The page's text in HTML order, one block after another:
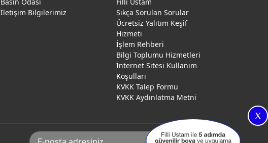
X
İletişim Bilgilerimiz
Sıkça Sorulan Sorular
Ücretsiz Yalıtım Keşif
Hizmeti
İşlem Rehberi
Bilgi Toplumu Hizmetleri
İnternet Sitesi Kullanım
Koşulları
KVKK Talep Formu
KVKK Aydınlatma Metni